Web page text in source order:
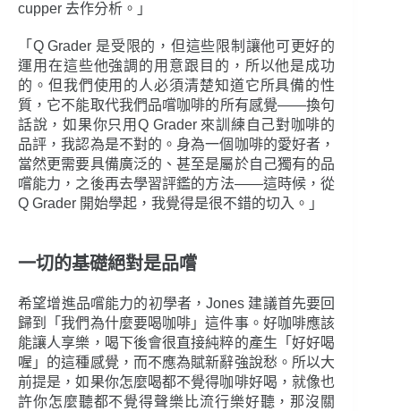
cupper 去作分析。」
「Q Grader 是受限的，但這些限制讓他可更好的
運用在這些他強調的用意跟目的，所以他是成功
的。但我們使用的人必須清楚知道它所具備的性
質，它不能取代我們品嚐咖啡的所有感覺――換句
話說，如果你只用Q Grader 來訓練自己對咖啡的
品評，我認為是不對的。身為一個咖啡的愛好者，
當然更需要具備廣泛的、甚至是屬於自己獨有的品
嚐能力，之後再去學習評鑑的方法――這時候，從
Q Grader 開始學起，我覺得是很不錯的切入。」
一切的基礎絕對是品嚐
希望增進品嚐能力的初學者，Jones 建議首先要回
歸到「我們為什麼要喝咖啡」這件事。好咖啡應該
能讓人享樂，喝下後會很直接純粹的產生「好好喝
喔」的這種感覺，而不應為賦新辭強說愁。所以大
前提是，如果你怎麼喝都不覺得咖啡好喝，就像也
許你怎麼聽都不覺得聲樂比流行樂好聽，那沒關